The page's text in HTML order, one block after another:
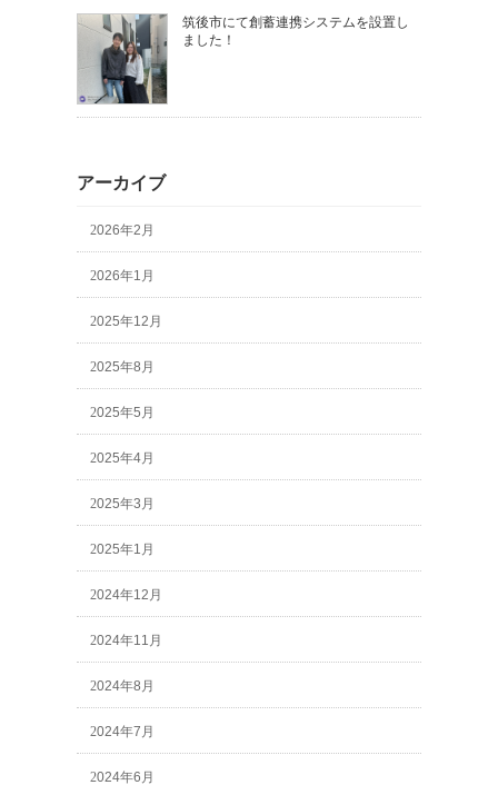
筑後市にて創蓄連携システムを設置し
ました！
アーカイブ
2026年2月
2026年1月
2025年12月
2025年8月
2025年5月
2025年4月
2025年3月
2025年1月
2024年12月
2024年11月
2024年8月
2024年7月
2024年6月